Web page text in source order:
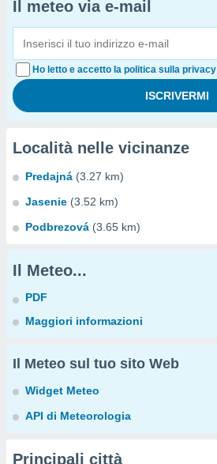
Il meteo via e-mail
Ho letto e accetto la politica sulla privacy
Località nelle vicinanze
Predajná (3.27 km)
Jasenie (3.52 km)
Podbrezová (3.65 km)
Il Meteo...
PDF
Maggiori informazioni
Il Meteo sul tuo sito Web
Widget Meteo
API di Meteorologia
Principali città